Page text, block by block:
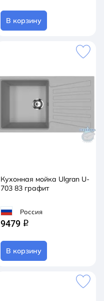
В корзину
Кухонная мойка Ulgran U-
703 83 графит
Россия
9479 q
В корзину